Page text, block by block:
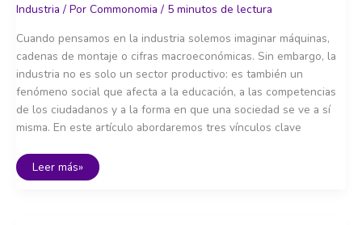
Industria / Por Commonomia / 5 minutos de lectura
Cuando pensamos en la industria solemos imaginar máquinas,
cadenas de montaje o cifras macroeconómicas. Sin embargo, la
industria no es solo un sector productivo: es también un
fenómeno social que afecta a la educación, a las competencias
de los ciudadanos y a la forma en que una sociedad se ve a sí
misma. En este artículo abordaremos tres vínculos clave
Industria
Leer más»